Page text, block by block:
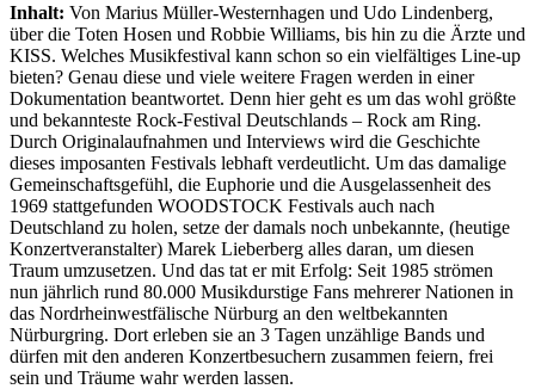
Inhalt: Von Marius Müller-Westernhagen und Udo Lindenberg,
über die Toten Hosen und Robbie Williams, bis hin zu die Ärzte und
KISS. Welches Musikfestival kann schon so ein vielfältiges Line-up
bieten? Genau diese und viele weitere Fragen werden in einer
Dokumentation beantwortet. Denn hier geht es um das wohl größte
und bekannteste Rock-Festival Deutschlands – Rock am Ring.
Durch Originalaufnahmen und Interviews wird die Geschichte
dieses imposanten Festivals lebhaft verdeutlicht. Um das damalige
Gemeinschaftsgefühl, die Euphorie und die Ausgelassenheit des
1969 stattgefunden WOODSTOCK Festivals auch nach
Deutschland zu holen, setze der damals noch unbekannte, (heutige
Konzertveranstalter) Marek Lieberberg alles daran, um diesen
Traum umzusetzen. Und das tat er mit Erfolg: Seit 1985 strömen
nun jährlich rund 80.000 Musikdurstige Fans mehrerer Nationen in
das Nordrheinwestfälische Nürburg an den weltbekannten
Nürburgring. Dort erleben sie an 3 Tagen unzählige Bands und
dürfen mit den anderen Konzertbesuchern zusammen feiern, frei
sein und Träume wahr werden lassen.